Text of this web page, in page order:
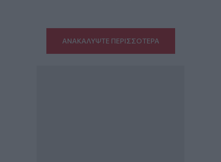
ΑΝΑΚΑΛΥΨΤΕ ΠΕΡΙΣΣΟΤΕΡΑ